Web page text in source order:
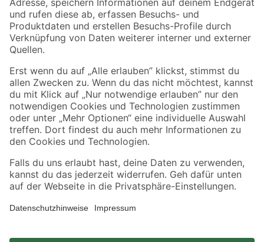
Sicher einkaufen
Jetzt die toom-App herunterladen
Alle Preisangaben in EUR inkl. gesetzl. MwSt.. Die dargestellten Angebote sind unter
Umständen nicht in allen Märkten verfügbar. Die angegebenen Verfügbarkeiten beziehen
sich auf den unter "Mein Markt" ausgewählten toom Baumarkt. Alle Angebote und
*Paketversand ab 59 € versandkostenfrei, gilt nicht für Artikel mit Speditionsversand, hier
fallen zusätzliche Versandkosten an.